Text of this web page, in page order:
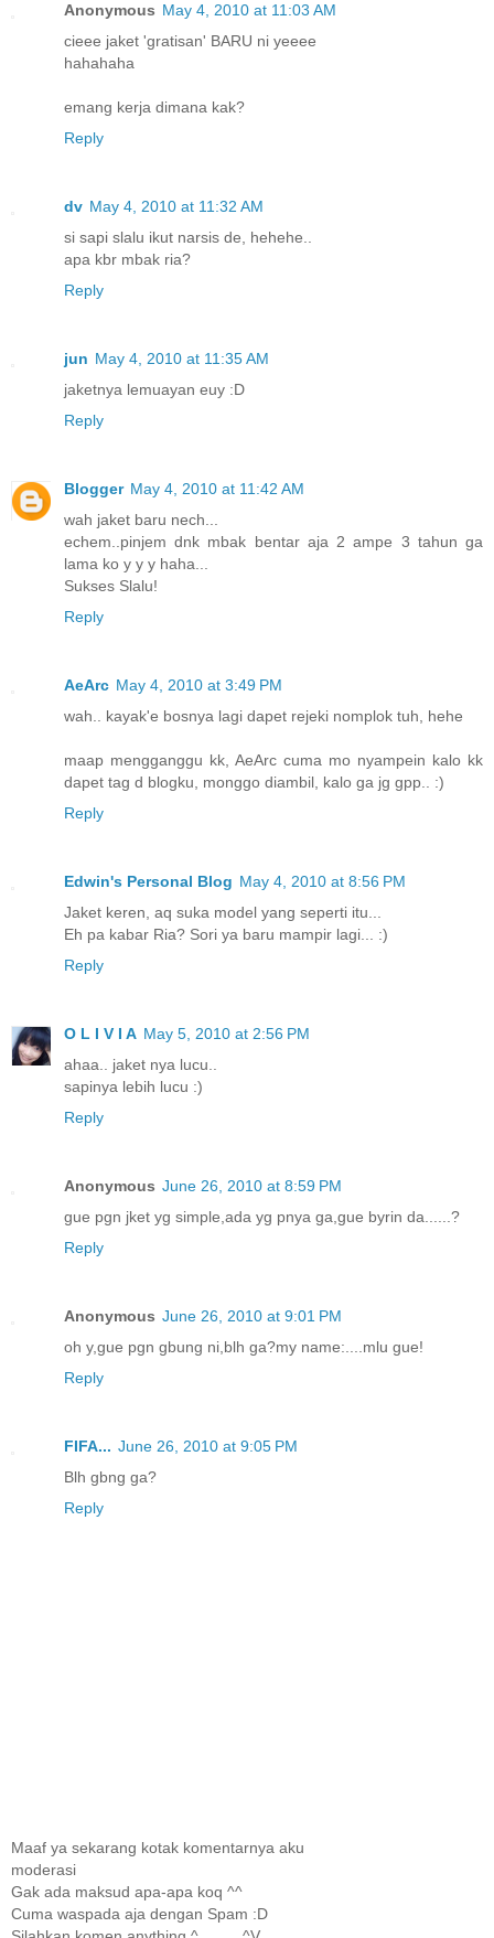
Anonymous May 4, 2010 at 11:03 AM
cieee jaket 'gratisan' BARU ni yeeee
hahahaha
emang kerja dimana kak?
Reply
dv May 4, 2010 at 11:32 AM
si sapi slalu ikut narsis de, hehehe..
apa kbr mbak ria?
Reply
jun May 4, 2010 at 11:35 AM
jaketnya lemuayan euy :D
Reply
Blogger May 4, 2010 at 11:42 AM
wah jaket baru nech...
echem..pinjem dnk mbak bentar aja 2 ampe 3 tahun ga
lama ko y y y haha...
Sukses Slalu!
Reply
AeArc May 4, 2010 at 3:49 PM
wah.. kayak'e bosnya lagi dapet rejeki nomplok tuh, hehe
maap mengganggu kk, AeArc cuma mo nyampein kalo kk
dapet tag d blogku, monggo diambil, kalo ga jg gpp.. :)
Reply
Edwin's Personal Blog May 4, 2010 at 8:56 PM
Jaket keren, aq suka model yang seperti itu...
Eh pa kabar Ria? Sori ya baru mampir lagi... :)
Reply
O L I V I A May 5, 2010 at 2:56 PM
ahaa.. jaket nya lucu..
sapinya lebih lucu :)
Reply
Anonymous June 26, 2010 at 8:59 PM
gue pgn jket yg simple,ada yg pnya ga,gue byrin da......?
Reply
Anonymous June 26, 2010 at 9:01 PM
oh y,gue pgn gbung ni,blh ga?my name:....mlu gue!
Reply
FIFA... June 26, 2010 at 9:05 PM
Blh gbng ga?
Reply
Maaf ya sekarang kotak komentarnya aku
moderasi
Gak ada maksud apa-apa koq ^^
Cuma waspada aja dengan Spam :D